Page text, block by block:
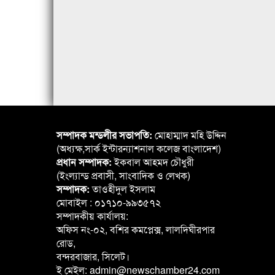
সম্পাদক মন্ডলীর সভাপতি: মোহাম্মাদ মহি উদ্দিন
(অধ্যক্ষ,সার্ক ইন্টারন্যাশনাল কলেজ বাংলাদেশ)
প্রধান সম্পাদক:ইকবাল আহমদ চৌধুরী
(ইংল্যান্ড প্রবাসী, সাংবাদিক ও লেখক)
সম্পাদক:তাওহীদুল ইসলাম
মোবাইল : ০১৭১০-৯৯৩৫৭২
সম্পাদকীয় কার্যালয়:
অফিস নং-০২, বশির কমপ্লেক্স, লালদিঘীরপার
রোড,
বন্দরবাজার, সিলেট।
ই মেইল: admin@newschamber24.com